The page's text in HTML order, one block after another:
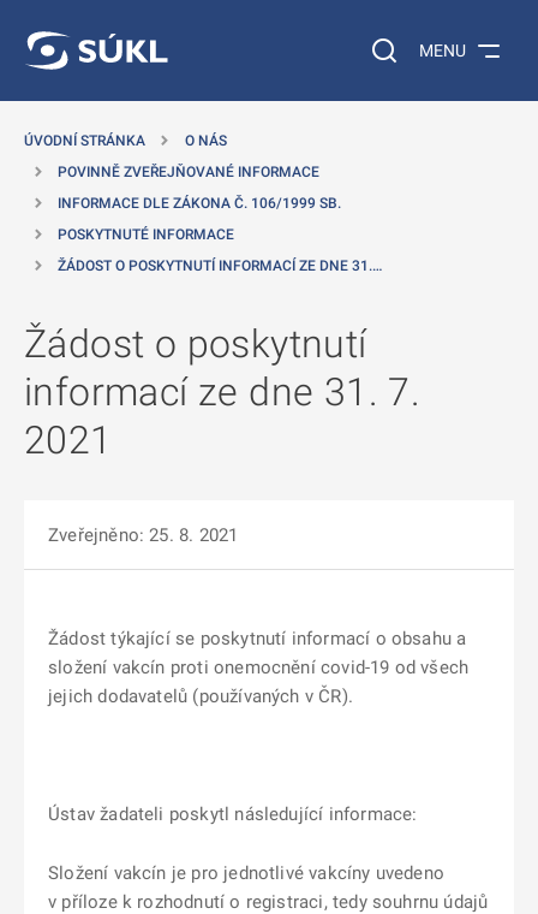
Vyhledávání na
MENU
ÚVODNÍ STRÁNKA
O NÁS
POVINNĚ ZVEŘEJŇOVANÉ INFORMACE
INFORMACE DLE ZÁKONA Č. 106/1999 SB.
POSKYTNUTÉ INFORMACE
ŽÁDOST O POSKYTNUTÍ INFORMACÍ ZE DNE 31.…
Žádost o poskytnutí
informací ze dne 31. 7.
2021
Zveřejněno: 25. 8. 2021
Žádost týkající se poskytnutí informací o obsahu a
složení vakcín proti onemocnění covid-19 od všech
jejich dodavatelů (používaných v ČR).
Ústav žadateli poskytl následující informace:
Složení vakcín je pro jednotlivé vakcíny uvedeno
v příloze k rozhodnutí o registraci, tedy souhrnu údajů